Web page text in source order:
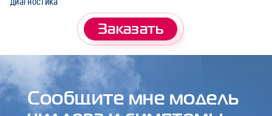
Заказать
Сообщите мне модель